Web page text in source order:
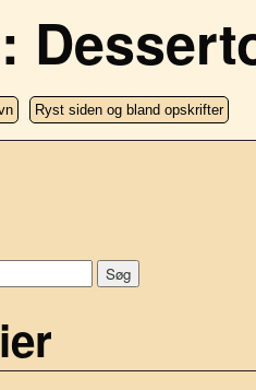
Ryst siden og bland opskrifter